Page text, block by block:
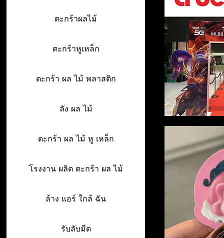
ตะกร้าผลไม้
ตะกร้าหูเหล็ก
ตะกร้า ผล ไม้ พลาสติก
ลัง ผล ไม้
ตะกร้า ผล ไม้ หู เหล็ก
โรงงาน ผลิต ตะกร้า ผล ไม้
ล้าง แอร์ ใกล้ ฉัน
รับลับมีด